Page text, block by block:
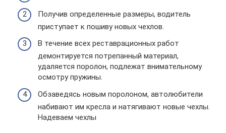
Получив определенные размеры, водитель
приступает к пошиву новых чехлов.
В течение всех реставрационных работ
демонтируется потрепанный материал,
удаляется поролон, подлежат внимательному
осмотру пружины.
Обзаведясь новым поролоном, автолюбители
набивают им кресла и натягивают новые чехлы.
Надеваем чехлы